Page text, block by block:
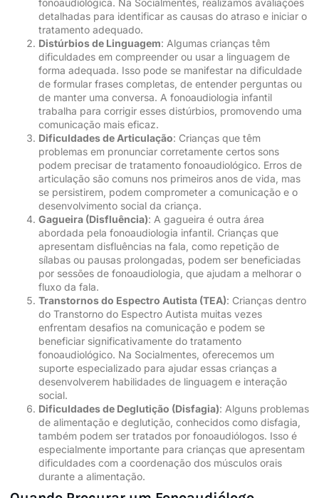
fonoaudiológica. Na Socialmentes, realizamos avaliações
detalhadas para identificar as causas do atraso e iniciar o
tratamento adequado.
Distúrbios de Linguagem: Algumas crianças têm
dificuldades em compreender ou usar a linguagem de
forma adequada. Isso pode se manifestar na dificuldade
de formular frases completas, de entender perguntas ou
de manter uma conversa. A fonoaudiologia infantil
trabalha para corrigir esses distúrbios, promovendo uma
comunicação mais eficaz.
Dificuldades de Articulação: Crianças que têm
problemas em pronunciar corretamente certos sons
podem precisar de tratamento fonoaudiológico. Erros de
articulação são comuns nos primeiros anos de vida, mas
se persistirem, podem comprometer a comunicação e o
desenvolvimento social da criança.
Gagueira (Disfluência): A gagueira é outra área
abordada pela fonoaudiologia infantil. Crianças que
apresentam disfluências na fala, como repetição de
sílabas ou pausas prolongadas, podem ser beneficiadas
por sessões de fonoaudiologia, que ajudam a melhorar o
fluxo da fala.
Transtornos do Espectro Autista (TEA): Crianças dentro
do Transtorno do Espectro Autista muitas vezes
enfrentam desafios na comunicação e podem se
beneficiar significativamente do tratamento
fonoaudiológico. Na Socialmentes, oferecemos um
suporte especializado para ajudar essas crianças a
desenvolverem habilidades de linguagem e interação
social.
Dificuldades de Deglutição (Disfagia): Alguns problemas
de alimentação e deglutição, conhecidos como disfagia,
também podem ser tratados por fonoaudiólogos. Isso é
especialmente importante para crianças que apresentam
dificuldades com a coordenação dos músculos orais
durante a alimentação.